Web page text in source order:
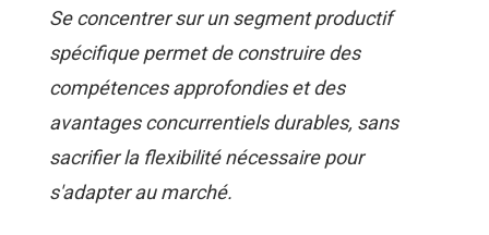
Se concentrer sur un segment productif
spécifique permet de construire des
compétences approfondies et des
avantages concurrentiels durables, sans
sacrifier la flexibilité nécessaire pour
s'adapter au marché.